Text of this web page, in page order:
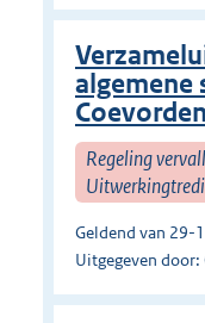
algemene
Regeling
Geldend van
Uitgegeven door: